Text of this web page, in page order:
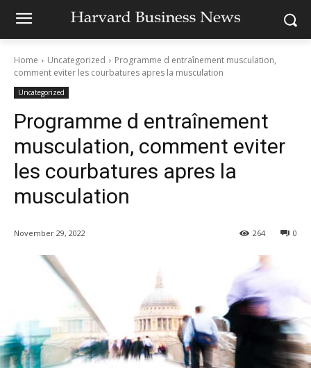
Home Uncategorized
Programme d entraînement musculation,
comment eviter les courbatures apres la musculation
Uncategorized
Programme d entraînement
musculation, comment eviter
les courbatures apres la
musculation
November 29, 2022 0
264